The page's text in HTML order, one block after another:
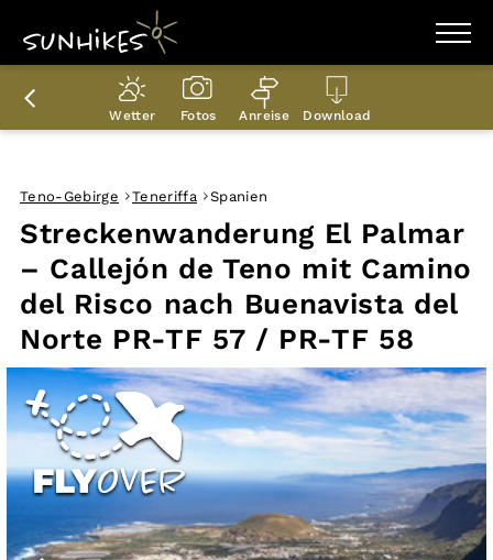
WANDERZIELE
WANDERUNGEN
ENTDECKEN
PLANER
Wetter Fotos Anreise Download
Streckenwanderung El Palmar
– Callejón de Teno mit Camino
del Risco nach Buenavista del
Norte PR-TF 57 / PR-TF 58
Teno-Gebirge Teneriffa Spanien